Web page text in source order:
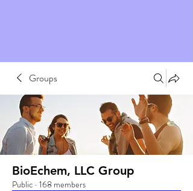
Groups
BioEchem, LLC Group
Public · 168 members